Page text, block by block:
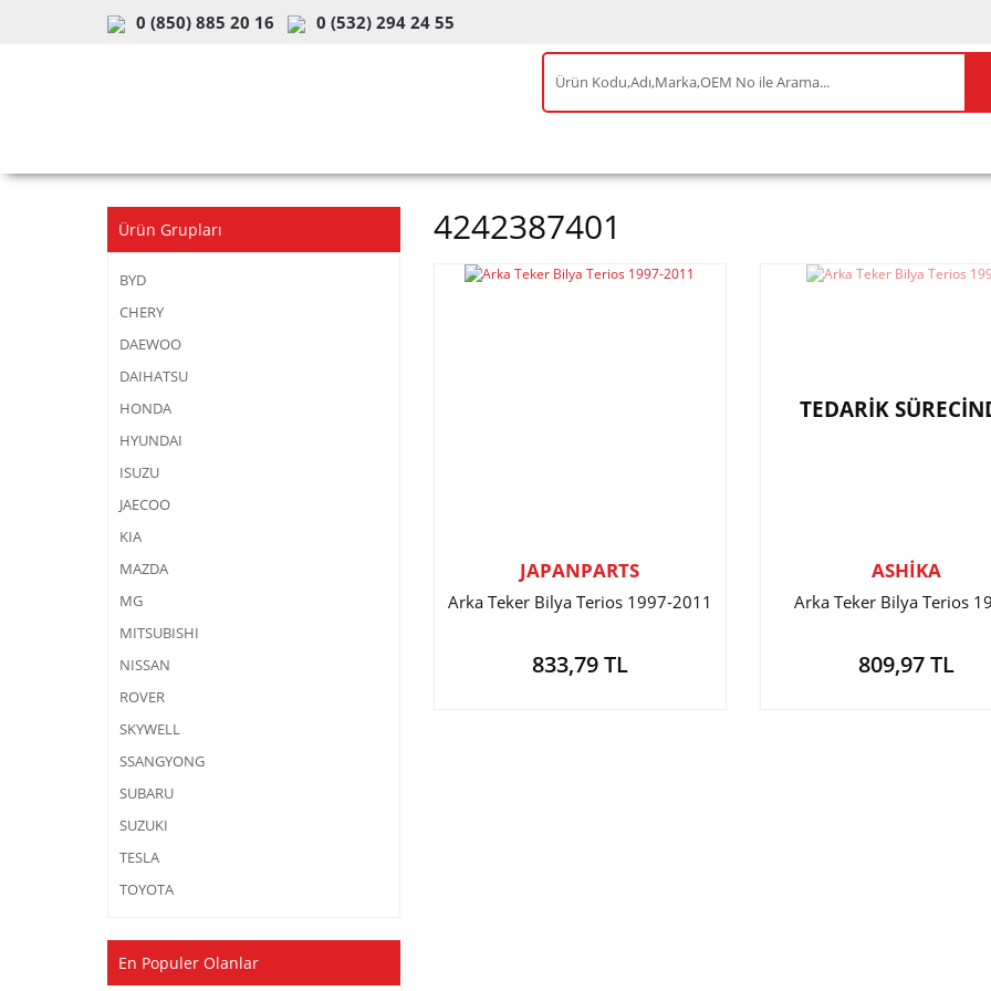
0 (850) 885 20 16 0 (532) 294 24 55
Ürün Grupları
BYD
CHERY
DAEWOO
DAIHATSU
HONDA
HYUNDAI
ISUZU
JAECOO
KIA
MAZDA
MG
MITSUBISHI
NISSAN
ROVER
SKYWELL
SSANGYONG
SUBARU
SUZUKI
TESLA
TOYOTA
En Populer Olanlar
4242387401
JAPANPARTS
Arka Teker Bilya Terios 1997-2011
833,79 TL
TEDARİK
ASHİKA
Arka Teker Bilya Terios
809,97 TL